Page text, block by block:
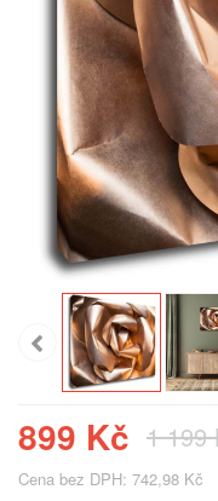
899 Kč 1 199
Cena bez DPH: 742,98 Kč